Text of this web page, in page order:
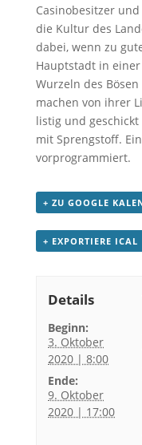
Casinobesitzer
die Kultur des
dabei, wenn zu
Hauptstadt in
Wurzeln des
machen von ihrer
listig und
mit Sprengstoff.
vorprogrammiert.
+ ZU GOOGLE
+ EXPORTIERE ICAL
Details
Beginn:
3. Oktober
2020 | 8:00
Ende:
9. Oktober
2020 | 17:00